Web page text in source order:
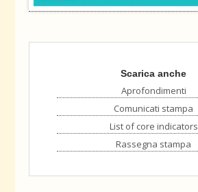
Scarica anche
Aprofondimenti
Comunicati stampa
List of core indicators
Rassegna stampa